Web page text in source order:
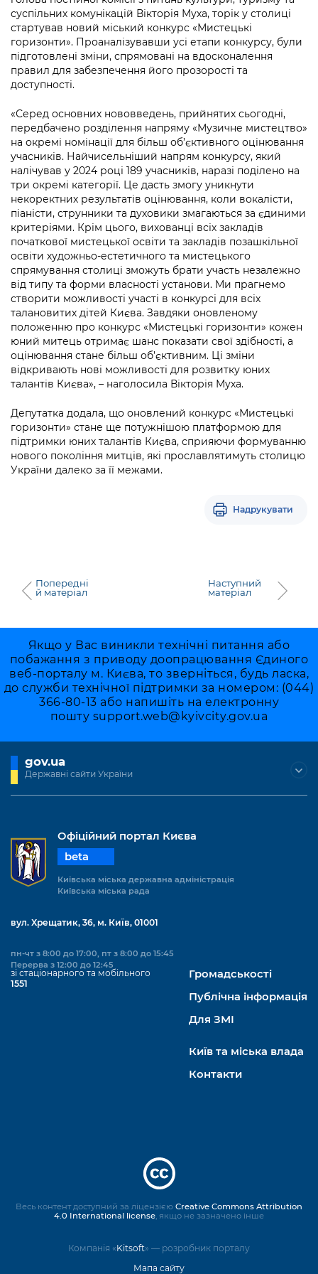
Підприємства, установи, організації
Kyiv International Relations
Річні звіти
Гендерна політика
Безбар'єрність
Київська міська військова адміністрація
Портал Захисників та Захисниць
Безбар'єрність
Портал послуг
Міський застосунок Київ Цифровий
Важливе під час воєнного стану
Уряд» – місцевий рівень»
Важливе під час воєнного стану
Про відкриті дані
Портал даних Києва
Публічні дашборди
суспільних комунікацій Вікторія Муха, торік у столиці
стартував новий міський конкурс «Мистецькі
горизонти». Проаналізувавши усі етапи конкурсу, були
підготовлені зміни, спрямовані на вдосконалення
правил для забезпечення його прозорості та
доступності.
«Серед основних нововведень, прийнятих сьогодні,
передбачено розділення напряму «Музичне мистецтво»
на окремі номінації для більш об’єктивного оцінювання
учасників. Найчисельніший напрям конкурсу, який
налічував у 2024 році 189 учасників, наразі поділено на
три окремі категорії. Це дасть змогу уникнути
некоректних результатів оцінювання, коли вокалісти,
піаністи, струнники та духовики змагаються за єдиними
критеріями. Крім цього, вихованці всіх закладів
початкової мистецької освіти та закладів позашкільної
освіти художньо-естетичного та мистецького
спрямування столиці зможуть брати участь незалежно
від типу та форми власності установи. Ми прагнемо
створити можливості участі в конкурсі для всіх
талановитих дітей Києва. Завдяки оновленому
положенню про конкурс «Мистецькі горизонти» кожен
юний митець отримає шанс показати свої здібності, а
оцінювання стане більш об’єктивним. Ці зміни
відкривають нові можливості для розвитку юних
талантів Києва», – наголосила Вікторія Муха.
Депутатка додала, що оновлений конкурс «Мистецькі
горизонти» стане ще потужнішою платформою для
підтримки юних талантів Києва, сприяючи формуванню
нового покоління митців, які прославлятимуть столицю
України далеко за її межами.
Надрукувати
Попередні
й матеріал
Наступний
матеріал
Якщо у Вас виникли технічні питання або
побажання з приводу доопрацювання Єдиного
веб-порталу м. Києва, то зверніться, будь ласка,
до служби технічної підтримки за номером: (044)
366-80-13 або напишіть на електронну
пошту support.web@kyivcity.gov.ua
gov.ua
Державні сайти України
Офіційний портал Києва
beta
Київська міська державна адміністрація
Київська міська рада
вул. Хрещатик, 36, м. Київ, 01001
пн-чт з 8:00 до 17:00, пт з 8:00 до 15:45
Перерва з 12:00 до 12:45
зі стаціонарного та мобільного
1551
Громадськості
Публічна інформація
Для ЗМІ
Київ та міська влада
Контакти
Компанія «Kitsoft» — розробник порталу
Мапа сайту
Весь контент доступний за ліцензією Creative Commons Attribution
4.0 International license, якщо не зазначено інше